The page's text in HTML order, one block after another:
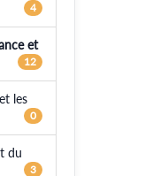
4
et
12
les
0
du
3